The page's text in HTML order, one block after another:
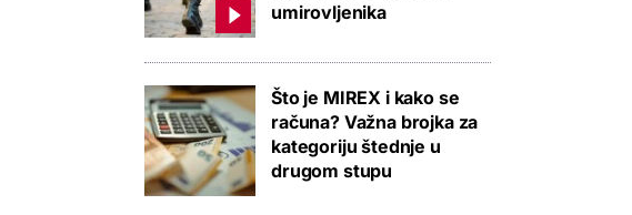
umirovljenika
Što je MIREX i kako se
računa? Važna brojka za
kategoriju štednje u
drugom stupu